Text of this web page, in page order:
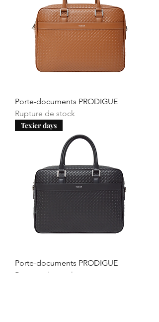
Porte-documents PRODIGUE
Rupture de stock
Texier days
Porte-documents PRODIGUE
Rupture de stock